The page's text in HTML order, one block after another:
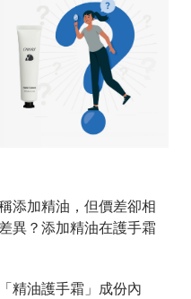
添加精油，但價差卻相
異？添加精油在護手霜
精油護手霜」成份內